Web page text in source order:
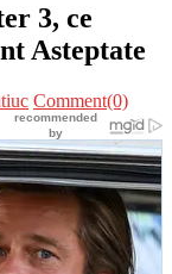
3, ce
Asteptate
Comment(0)